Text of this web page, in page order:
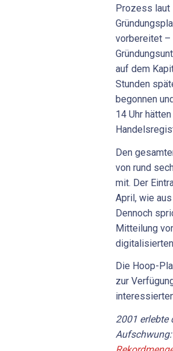
Prozess laut
vorbereitet –
auf dem
Stunden
begonnen
14 Uhr
Den
von rund
mit. Der
April, wie
Dennoch
Mitteilung
Die Hoop-
zur
2001 erlebte
Aufschwung: